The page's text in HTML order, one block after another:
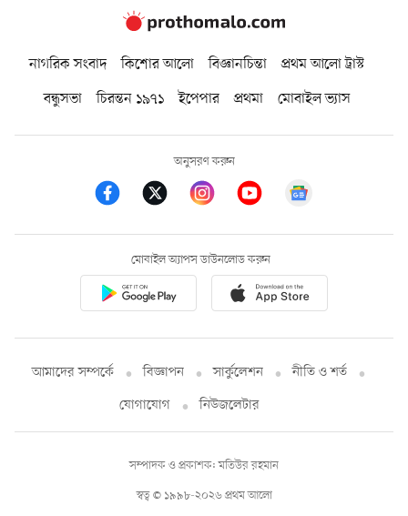
নাগরিক সংবাদ কিশোর আলো বিজ্ঞানচিন্তা
প্রথম আলো ট্রাস্ট
বন্ধুসভা
চিরন্তন ১৯৭১ ইপেপার প্রথমা মোবাইল ভ্যাস
অনুসরণ করুন
মোবাইল অ্যাপস ডাউনলোড করুন
আমাদের সম্পর্কে বিজ্ঞাপন সার্কুলেশন
নীতি ও শর্ত
যোগাযোগ
নিউজলেটার
স্বত্ব © ১৯৯৮-২০২৬ প্রথম আলো
সম্পাদক ও প্রকাশক: মতিউর রহমান